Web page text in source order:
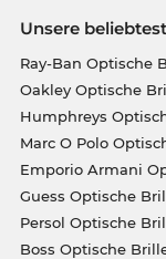
Unsere
Ray-Ban Optische
Oakley Optische
Humphreys
Marc O Polo
Emporio Armani
Guess Optische
Persol Optische
Boss Optische